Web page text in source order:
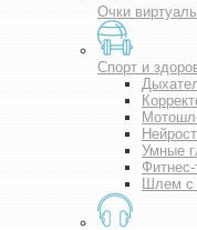
Очки
Спорт и
Умные
Шлем с